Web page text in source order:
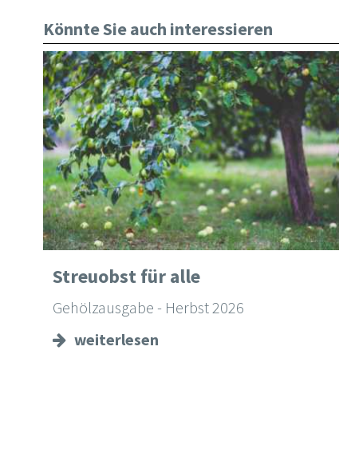
Könnte Sie auch interessieren
Streuobst für alle
Gehölzausgabe - Herbst 2026
weiterlesen